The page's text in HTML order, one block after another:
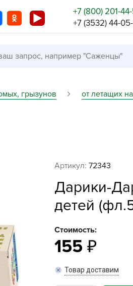
+7 (800) 201-
+7 (3532) 44-
грызунов от летащих
Артикул: 72343
Дарики-
детей
Стоимость:
155
Товар доставим